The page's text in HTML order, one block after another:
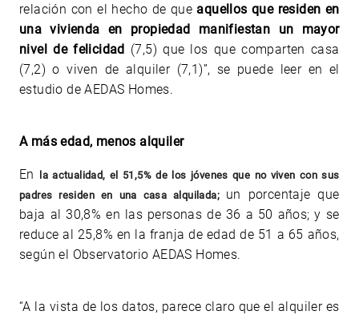
relación con el hecho de que aquellos que residen en
una vivienda en propiedad manifiestan un mayor
nivel de felicidad (7,5) que los que comparten casa
(7,2) o viven de alquiler (7,1)”, se puede leer en el
estudio de AEDAS Homes.
A más edad, menos alquiler
En
la actualidad, el 51,5% de los jóvenes que no viven con sus
padres residen en una casa alquilada; un porcentaje que
baja al 30,8% en las personas de 36 a 50 años; y se
reduce al 25,8% en la franja de edad de 51 a 65 años,
según el Observatorio AEDAS Homes.
“A la vista de los datos, parece claro que el alquiler es